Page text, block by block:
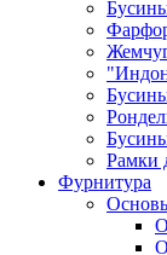
Рамки
Фурнитура